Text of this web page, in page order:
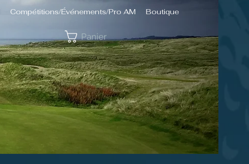
Compétitions/Événements/Pro AM Boutique
Panier